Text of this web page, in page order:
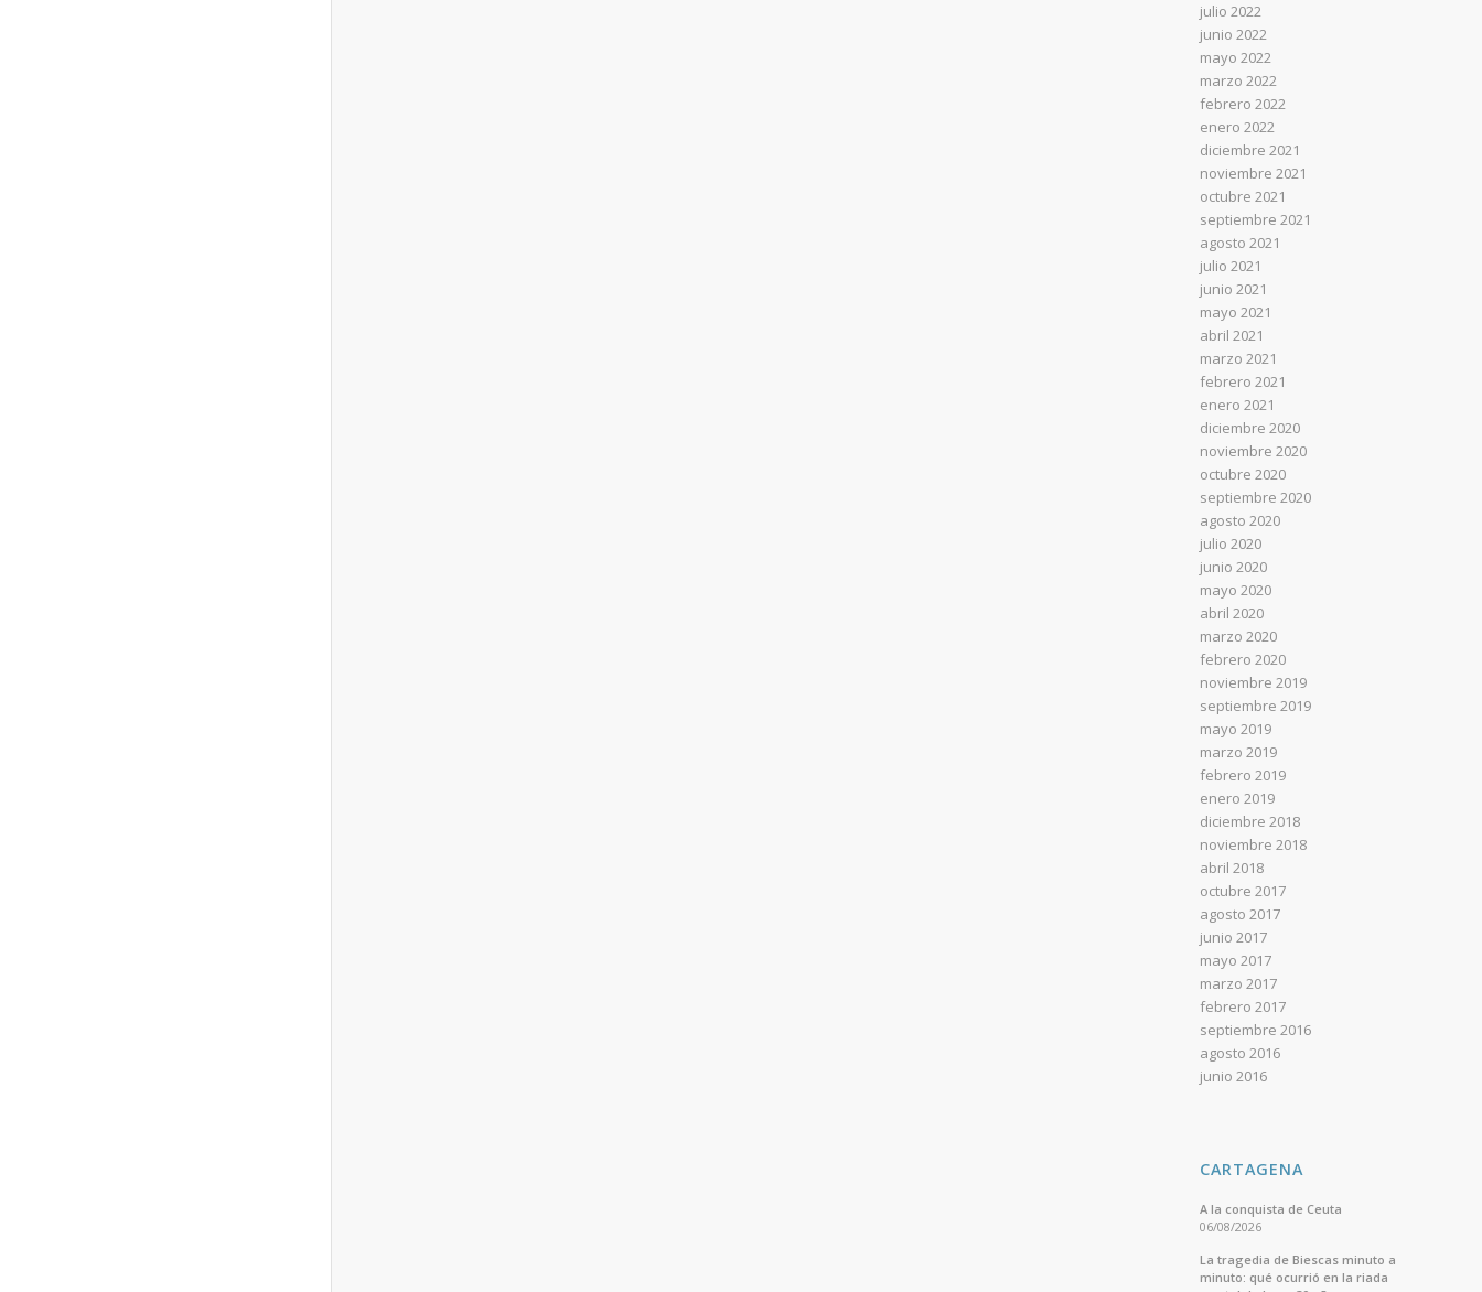
julio 2022
junio 2022
mayo 2022
marzo 2022
febrero 2022
enero 2022
diciembre 2021
noviembre 2021
octubre 2021
septiembre 2021
agosto 2021
julio 2021
junio 2021
mayo 2021
abril 2021
marzo 2021
febrero 2021
enero 2021
diciembre 2020
noviembre 2020
octubre 2020
septiembre 2020
agosto 2020
julio 2020
junio 2020
mayo 2020
abril 2020
marzo 2020
febrero 2020
noviembre 2019
septiembre 2019
mayo 2019
marzo 2019
febrero 2019
enero 2019
diciembre 2018
noviembre 2018
abril 2018
octubre 2017
agosto 2017
junio 2017
mayo 2017
marzo 2017
febrero 2017
septiembre 2016
agosto 2016
junio 2016
CARTAGENA
A la conquista de Ceuta
06/08/2026
La tragedia de Biescas minuto a
minuto: qué ocurrió en la riada